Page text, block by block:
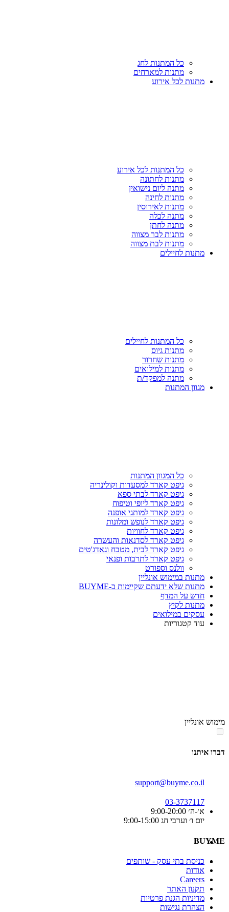
כל המתנות לחג
מתנות למארחים
מתנות לכל אירוע
כל המתנות לכל אירוע
מתנות לחתונה
מתנה ליום נישואין
מתנות לחינה
מתנות לאירוסין
מתנה לכלה
מתנה לחתן
מתנות לבר מצווה
מתנות לבת מצווה
מתנות לחיילים
כל המתנות לחיילים
מתנות גיוס
מתנות שחרור
מתנות למילואים
מתנה למפקד/ת
מגוון המתנות
כל המגוון המתנות
גיפט קארד למסעדות וקולינריה
גיפט קארד לבתי ספא
גיפט קארד ליופי וטיפוח
גיפט קארד למותגי אופנה
גיפט קארד לנופש ומלונות
גיפט קארד לחוויות
גיפט קארד לסדנאות והעשרה
גיפט קארד לבית, מטבח וגאדג'טים
גיפט קארד לתרבות ופנאי
וולנס וספורט
מתנות במימוש אונליין
מתנות שלא ידעתם שקיימות ב-BUYME
חדש על המדף
מתנות לקיץ
עסקים במילואים
עוד קטגוריות
אזור
מימוש אונליין
דברו איתנו
support@buyme.co.il
03-3737117
א׳-ה׳ 9:00-20:00
יום ו׳ וערבי חג 9:00-15:00
BUYME
כניסת בתי עסק - שותפים
אודות
Careers
תקנון האתר
מדיניות הגנת פרטיות
הצהרת נגישות